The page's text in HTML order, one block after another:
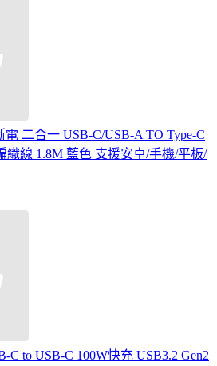
二合一 USB-C/USB-A TO Type-C
織線 1.8M 藍色 支援安卓/手機/平板/
C to USB-C 100W快充 USB3.2 Gen2